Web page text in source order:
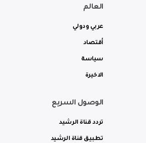
العالم
عربي ودولي
أقتصاد
سياسة
الاخيرة
الوصول السريع
تردد قناة الرشيد
تطبيق قناة الرشيد